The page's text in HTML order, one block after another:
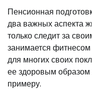
Пенсионная
два важных аспекта
только следит за
занимается
для многих своих
ее здоровым образом
примеру.